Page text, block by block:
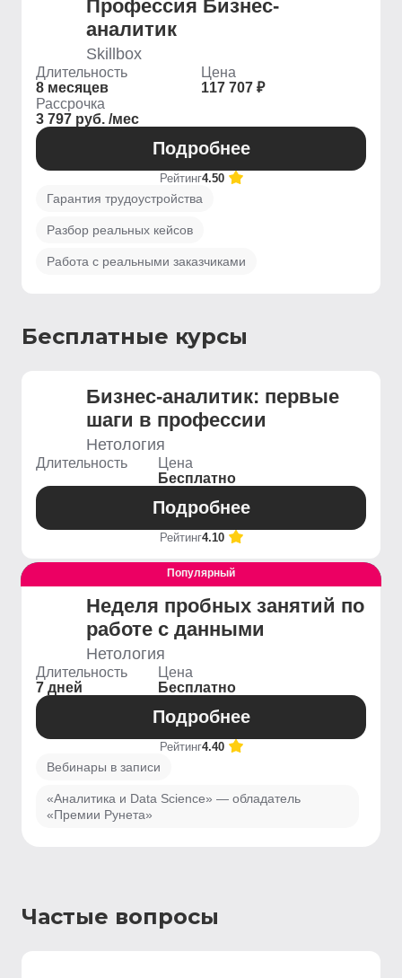
Профессия Бизнес-
аналитик
Skillbox
Длительность
8 месяцев
Цена
117 707 ₽
Рассрочка
3 797 руб. /мес
Подробнее
Рейтинг4.50
Гарантия трудоустройства
Разбор реальных кейсов
Работа с реальными заказчиками
Бесплатные курсы
Бизнес-аналитик: первые
шаги в профессии
Нетология
Длительность
Цена
Бесплатно
Подробнее
Рейтинг4.10
Выгодный
Популярный
Неделя пробных занятий по
работе с данными
Нетология
Длительность
7 дней
Цена
Бесплатно
Подробнее
Рейтинг4.40
Вебинары в записи
«Аналитика и Data Science» — обладатель
«Премии Рунета»
Частые вопросы